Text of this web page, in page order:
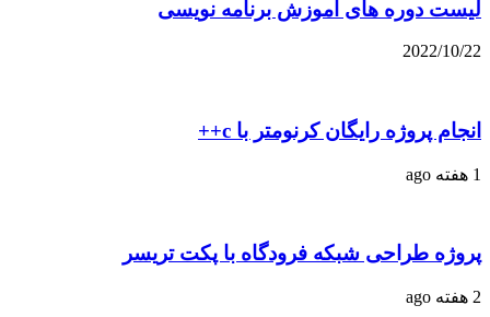
لیست دوره های آموزش برنامه نویسی
2022/10/22
انجام پروژه رایگان کرنومتر با c++
1 هفته ago
پروژه طراحی شبکه فرودگاه با پکت تریسر
2 هفته ago